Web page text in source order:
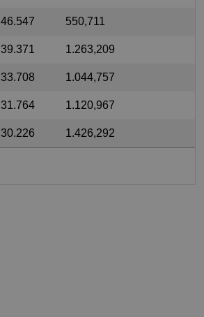
46.547 550,711
39.371 1.263,209
33.708 1.044,757
31.764 1.120,967
30.226 1.426,292